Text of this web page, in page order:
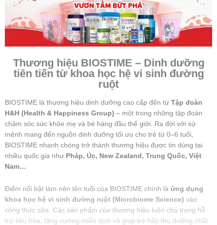
Thương hiệu BIOSTIME – Dinh dưỡng
tiên tiến từ khoa học hệ vi sinh đường
ruột
BIOSTIME là thương hiệu dinh dưỡng cao cấp đến từ Tập đoàn
H&H (Health & Happiness Group) – một trong những tập đoàn
chăm sóc sức khỏe mẹ và bé hàng đầu thế giới. Ra đời với sứ
mệnh mang đến nguồn dinh dưỡng tối ưu cho trẻ từ 0–6 tuổi,
BIOSTIME nhanh chóng trở thành thương hiệu được tin dùng tại
nhiều quốc gia như Pháp, Úc, New Zealand, Trung Quốc, Việt
Nam…
Điểm nổi bật làm nên tên tuổi của BIOSTIME chính là ứng dụng
khoa học hệ vi sinh đường ruột (Microbiome Science) vào
công thức sữa. Các sản phẩm của thương hiệu luôn chú trọng hỗ
trợ tiêu hóa, tăng cường miễn dịch và giúp trẻ hấp thu dưỡng chất